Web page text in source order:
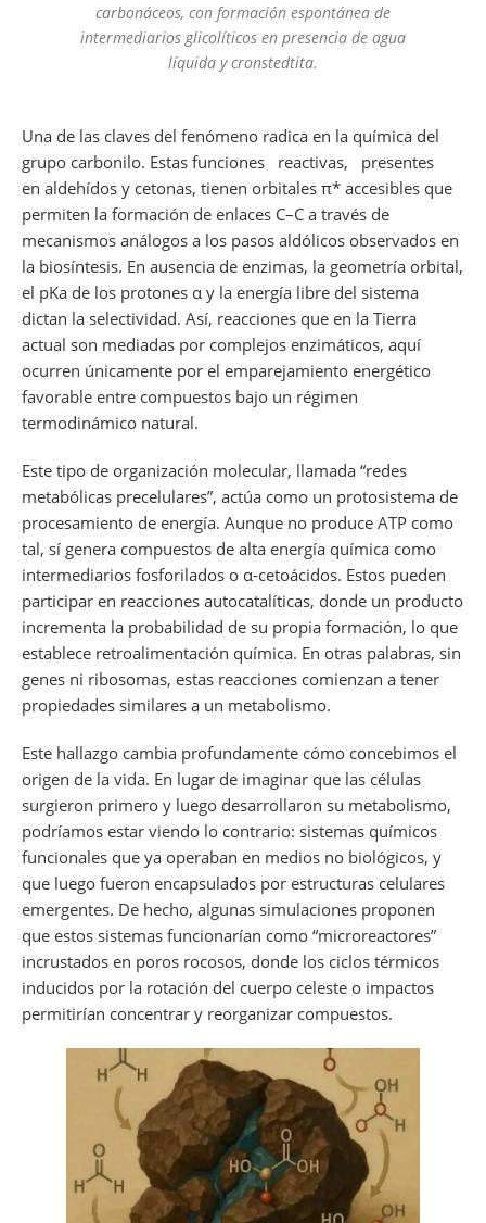
carbonáceos, con formación espontánea de
intermediarios glicolíticos en presencia de agua
líquida y cronstedtita.
Una de las claves del fenómeno radica en la química del
grupo carbonilo. Estas funciones reactivas, presentes
en aldehídos y cetonas, tienen orbitales π* accesibles que
permiten la formación de enlaces C–C a través de
mecanismos análogos a los pasos aldólicos observados en
la biosíntesis. En ausencia de enzimas, la geometría orbital,
el pKa de los protones α y la energía libre del sistema
dictan la selectividad. Así, reacciones que en la Tierra
actual son mediadas por complejos enzimáticos, aquí
ocurren únicamente por el emparejamiento energético
favorable entre compuestos bajo un régimen
termodinámico natural.
Este tipo de organización molecular, llamada “redes
metabólicas precelulares”, actúa como un protosistema de
procesamiento de energía. Aunque no produce ATP como
tal, sí genera compuestos de alta energía química como
intermediarios fosforilados o α-cetoácidos. Estos pueden
participar en reacciones autocatalíticas, donde un producto
incrementa la probabilidad de su propia formación, lo que
establece retroalimentación química. En otras palabras, sin
genes ni ribosomas, estas reacciones comienzan a tener
propiedades similares a un metabolismo.
Este hallazgo cambia profundamente cómo concebimos el
origen de la vida. En lugar de imaginar que las células
surgieron primero y luego desarrollaron su metabolismo,
podríamos estar viendo lo contrario: sistemas químicos
funcionales que ya operaban en medios no biológicos, y
que luego fueron encapsulados por estructuras celulares
emergentes. De hecho, algunas simulaciones proponen
que estos sistemas funcionarían como “microreactores”
incrustados en poros rocosos, donde los ciclos térmicos
inducidos por la rotación del cuerpo celeste o impactos
permitirían concentrar y reorganizar compuestos.